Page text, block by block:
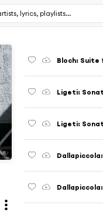
Bloch: Suite
Ligeti: